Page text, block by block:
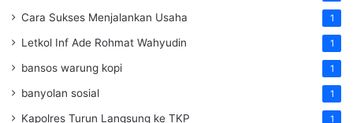
Cara Sukses Menjalankan Usaha 1
Letkol Inf Ade Rohmat Wahyudin 1
bansos warung kopi 1
banyolan sosial 1
Kapolres Turun Langsung ke TKP 1